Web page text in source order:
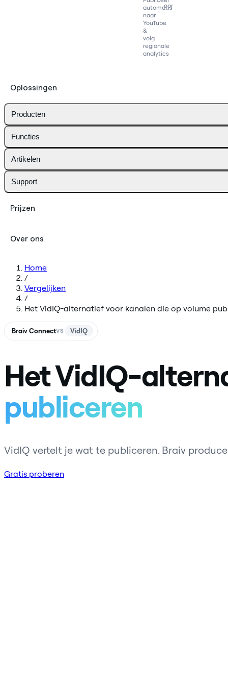
automatisch
naar
YouTube
&
volg
regionale
analytics
concurrenten
Oplossingen
Producten
Functies
Artikelen
Support
Prijzen
Over ons
Home
/
Vergelijken
/
Het VidIQ-alternatief voor kanalen die op volume
Braiv ConnectVS VidIQ
Het VidIQ-
publiceren
VidIQ vertelt je wat te publiceren. Braiv
Gratis proberen